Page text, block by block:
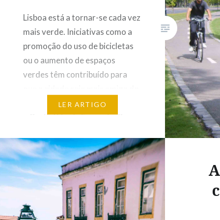
Lisboa está a tornar-se cada vez
mais verde. Iniciativas como a
promoção do uso de bicicletas
ou o aumento de espaços
verdes têm contribuído para
ambiente. Em 2020, Lisboa será
a Capital Verde Europeia. O
cidade tem sido potenciado pelo
Estado e por empresas
privadas….
LER ARTIGO